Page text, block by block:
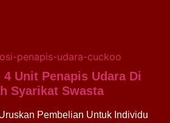
4 Unit Penapis Udara Di
Syarikat Swasta
Pembelian Untuk Individu